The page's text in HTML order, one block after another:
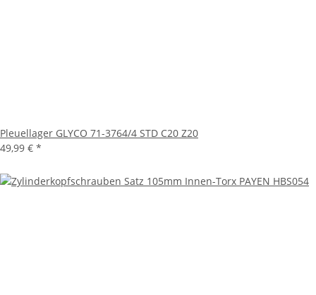
Pleuellager GLYCO 71-3764/4 STD C20 Z20
49,99 € *